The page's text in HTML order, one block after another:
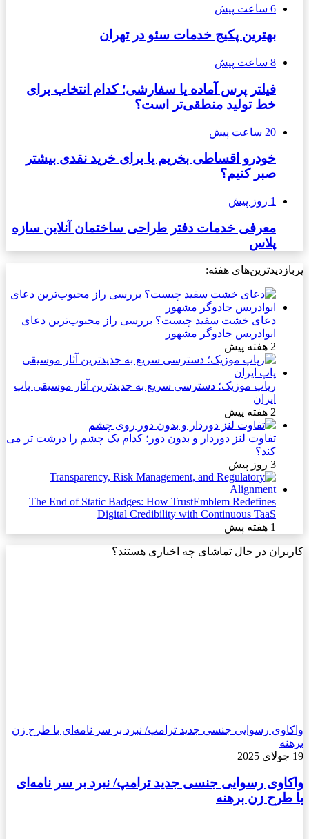
6 ساعت پیش
بهترین پکیج خدمات سئو در تهران
8 ساعت پیش
فیلتر پرس آماده یا سفارشی؛ کدام انتخاب برای
خط تولید منطقی‌تر است؟
20 ساعت پیش
خودرو اقساطی بخریم یا برای خرید نقدی بیشتر
صبر کنیم؟
1 روز پیش
معرفی خدمات دفتر طراحی ساختمان آنلاین سازه
پلاس
پربازدیدترین‌های هفته:
دعای خشت سفید چیست؟ بررسی راز محبوب‌ترین دعای
ابوادریس جادوگر مشهور
2 هفته پیش
رپاپ موزیک؛ دسترسی سریع به جدیدترین آثار موسیقی پاپ
ایران
2 هفته پیش
تفاوت لنز دوردار و بدون دور؛ کدام یک چشم را درشت تر می
کند؟
3 روز پیش
The End of Static Badges: How TrustEmblem Redefines
Digital Credibility with Continuous TaaS
1 هفته پیش
کاربران در حال تماشای چه اخباری هستند؟
واکاوی رسوایی جنسی جدید ترامپ/ نبرد بر سر نامه‌ای با طرح زن
برهنه
19 جولای 2025
واکاوی رسوایی جنسی جدید ترامپ/ نبرد بر سر نامه‌ای
با طرح زن برهنه